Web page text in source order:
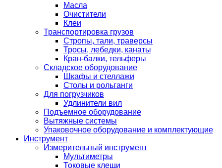
Масла
Очистители
Клеи
Транспортировка грузов
Стропы, тали, траверсы
Тросы, лебедки, канаты
Кран-балки, тельферы
Складское оборудование
Шкафы и стеллажи
Столы и рольганги
Для погрузчиков
Удлинители вил
Подъемное оборудование
Вытяжные системы
Упаковочное оборудование и комплектующие
Инструмент
Измерительный инструмент
Мультиметры
Токовые клещи